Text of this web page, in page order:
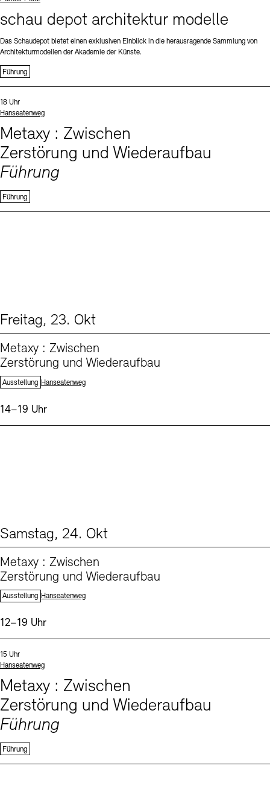
schau depot architektur modelle
Das Schaudepot bietet einen exklusiven Einblick in die herausragende Sammlung von
Architekturmodellen der Akademie der Künste.
Führung
Uhrzeit:
18 Uhr
Standort
Hanseatenweg
Metaxy : Zwischen
Zerstörung und Wiederaufbau
Führung
Führung
Freitag, 23. Okt
Metaxy : Zwischen
Zerstörung und Wiederaufbau
Ausstellung
Standort: Hanseatenweg
Uhrzeit:
14–19 Uhr
Samstag, 24. Okt
Metaxy : Zwischen
Zerstörung und Wiederaufbau
Ausstellung
Standort: Hanseatenweg
Uhrzeit:
12–19 Uhr
Uhrzeit:
15 Uhr
Standort
Hanseatenweg
Metaxy : Zwischen
Zerstörung und Wiederaufbau
Führung
Führung